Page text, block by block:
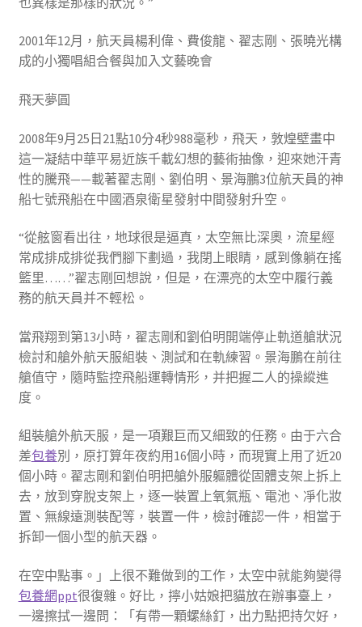
2001年12月，航天員楊利偉、費俊龍、翟志剛、張曉光構
成的小獨唱組合餐與加入文藝晚會
飛天夢圓
2008年9月25日21點10分4秒988毫秒，飛天，敦煌壁畫中
這一凝結中華平易近族千載幻想的藝術抽像，迎來她汗青
性的騰飛——載著翟志剛、劉伯明、景海鵬3位航天員的神
船七號飛船在中國酒泉衛星發射中間發射升空。
“從舷窗看出往，地球很是逼真，太空無比深奧，流星經
常成排成排從我們腳下劃過，我閉上眼睛，感到像躺在搖
籃里……”翟志剛回想說，但是，在漂亮的太空中履行義
務的航天員并不輕松。
當飛翔到第13小時，翟志剛和劉伯明開端停止軌道艙狀況
檢討和艙外航天服組裝、測試和在軌練習。景海鵬在前往
艙值守，隨時監控飛船運轉情形，并把握二人的操縱進
度。
組裝艙外航天服，是一項艱巨而又細致的任務。由于六合
差包養別，原打算年夜約用16個小時，而現實上用了近20
個小時。翟志剛和劉伯明把艙外服軀體從固體支架上拆上
去，放到穿脫支架上，逐一裝置上氧氣瓶、電池、凈化妝
置、無線遠測裝配等，裝置一件，檢討確認一件，相當于
拆卸一個小型的航天器。
在空中點事。」上很不難做到的工作，太空中就能夠變得
包養網ppt很復雜。好比，擰小姑娘把貓放在辦事臺上，
一邊擦拭一邊問：「有帶一顆螺絲釘，出力點把持欠好，